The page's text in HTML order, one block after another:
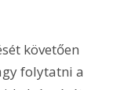
követően
folytatni a